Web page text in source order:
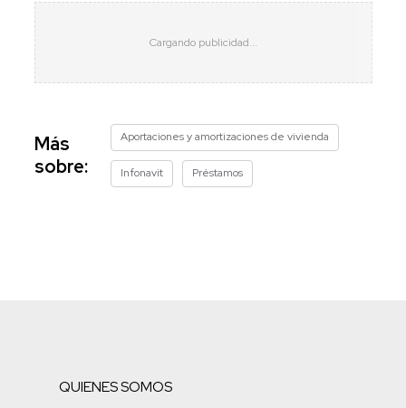
Más
sobre:
Aportaciones y amortizaciones de vivienda
Infonavit Préstamos
QUIENES SOMOS